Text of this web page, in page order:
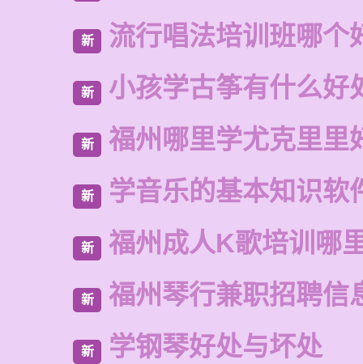
新 流行唱法培训班哪个
新 小孩学古筝有什么好
新 福州哪里学尤克里里
新 学音乐的基本知识软
新 福州成人K歌培训哪
新 福州琴行兼职招聘信
新 学钢琴好处与坏处